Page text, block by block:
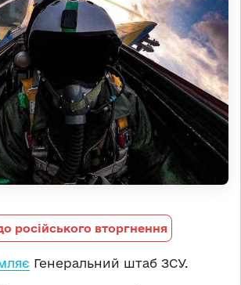
російського вторгнення
Генеральний штаб ЗСУ.